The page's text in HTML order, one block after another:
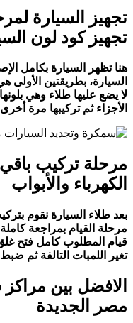
تجهيز السيارة
تجهيز كود لون
هنا تظهر السيارة بكامل
السيارة، بطريقتين
لا يضع عليها طلاء وهي
الأجزاء ثم تركيبها مرة
مرحلة تركيب
الكهرباء والأبواب
بعد طلاء السيارة نقوم
مرحلة القيام بمراجعة
قيام المطلوب كامل فتح
تغير اللمبات التالفة ثم ضبط
الافضل بين
مصر الجديدة